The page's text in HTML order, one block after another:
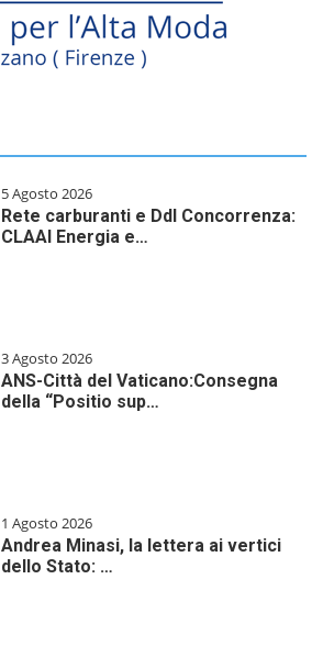
5 Agosto 2026
Rete carburanti e Ddl Concorrenza:
CLAAI Energia e…
3 Agosto 2026
ANS-Città del Vaticano:Consegna
della “Positio sup…
1 Agosto 2026
Andrea Minasi, la lettera ai vertici
dello Stato: …